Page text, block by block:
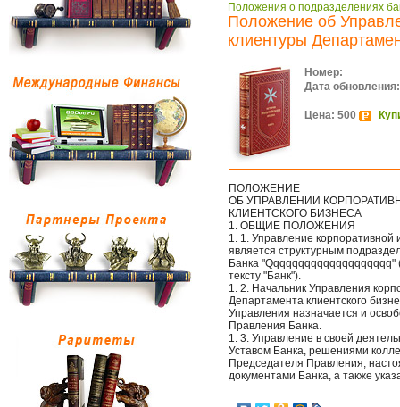
Положения о подразделениях
Положение об
клиентуры
Номер:
Дата обновления:
Цена: 500
ПОЛОЖЕНИЕ
ОБ УПРАВЛЕНИИ
КЛИЕНТСКОГО БИЗНЕСА
1. ОБЩИЕ ПОЛОЖЕНИЯ
1. 1. Управление корпоративной
является структурным
Банка "Qqqqqqqqqqqqqqqqqqqq"
тексту "Банк").
1. 2. Начальник Управления
Департамента клиентского
Управления назначается и
Правления Банка.
1. 3. Управление в своей
Уставом Банка, решениями
Председателя Правления,
документами Банка, а также